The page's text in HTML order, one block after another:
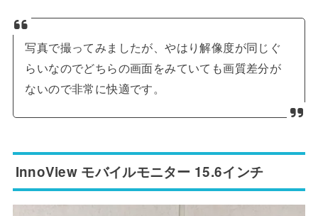
写真で撮ってみましたが、やはり解像度が同じぐ
らいなのでどちらの画面をみていても画質差分が
ないので非常に快適です。
InnoView モバイルモニター 15.6インチ